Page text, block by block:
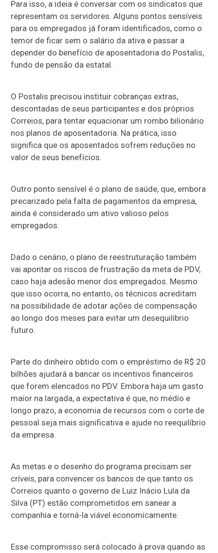
Para isso, a ideia é conversar com os sindicatos que
representam os servidores. Alguns pontos sensíveis
para os empregados já foram identificados, como o
temor de ficar sem o salário da ativa e passar a
depender do benefício de aposentadoria do Postalis,
fundo de pensão da estatal.
O Postalis precisou instituir cobranças extras,
descontadas de seus participantes e dos próprios
Correios, para tentar equacionar um rombo bilionário
nos planos de aposentadoria. Na prática, isso
significa que os aposentados sofrem reduções no
valor de seus benefícios.
Outro ponto sensível é o plano de saúde, que, embora
precarizado pela falta de pagamentos da empresa,
ainda é considerado um ativo valioso pelos
empregados.
Dado o cenário, o plano de reestruturação também
vai apontar os riscos de frustração da meta de PDV,
caso haja adesão menor dos empregados. Mesmo
que isso ocorra, no entanto, os técnicos acreditam
na possibilidade de adotar ações de compensação
ao longo dos meses para evitar um desequilíbrio
futuro.
Parte do dinheiro obtido com o empréstimo de R$ 20
bilhões ajudará a bancar os incentivos financeiros
que forem elencados no PDV. Embora haja um gasto
maior na largada, a expectativa é que, no médio e
longo prazo, a economia de recursos com o corte de
pessoal seja mais significativa e ajude no reequilíbrio
da empresa.
As metas e o desenho do programa precisam ser
críveis, para convencer os bancos de que tanto os
Correios quanto o governo de Luiz Inácio Lula da
Silva (PT) estão comprometidos em sanear a
companhia e torná-la viável economicamente.
Esse compromisso será colocado à prova quando as